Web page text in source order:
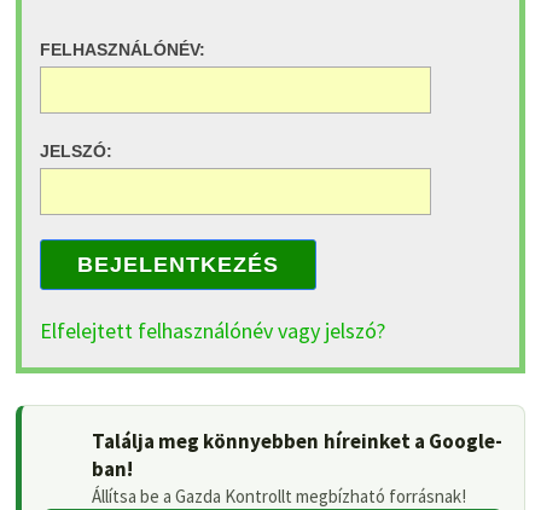
FELHASZNÁLÓNÉV:
JELSZÓ:
BEJELENTKEZÉS
Elfelejtett felhasználónév vagy jelszó?
Találja meg könnyebben híreinket a Google-
ban!
Állítsa be a Gazda Kontrollt megbízható forrásnak!